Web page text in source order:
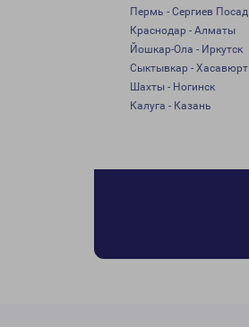
Пермь - Сергиев Посад
Краснодар - Алматы
Йошкар-Ола - Иркутск
Сыктывкар - Хасавюрт
Шахты - Ногинск
Калуга - Казань